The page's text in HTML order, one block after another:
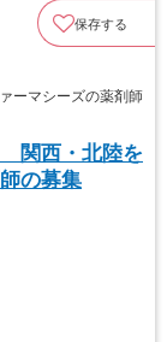
保存する
ーマシーズの薬剤師
関西・北陸を
の募集